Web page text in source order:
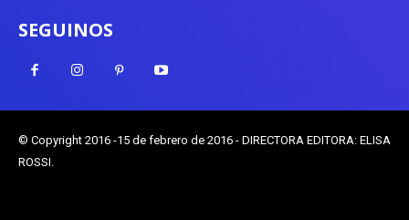
SEGUINOS
© Copyright 2016 -15 de febrero de 2016 - DIRECTORA EDITORA: ELISA
ROSSI.